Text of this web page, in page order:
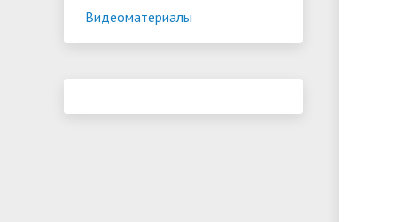
Национальные проекты Российской
Федерации
Видеоматериалы